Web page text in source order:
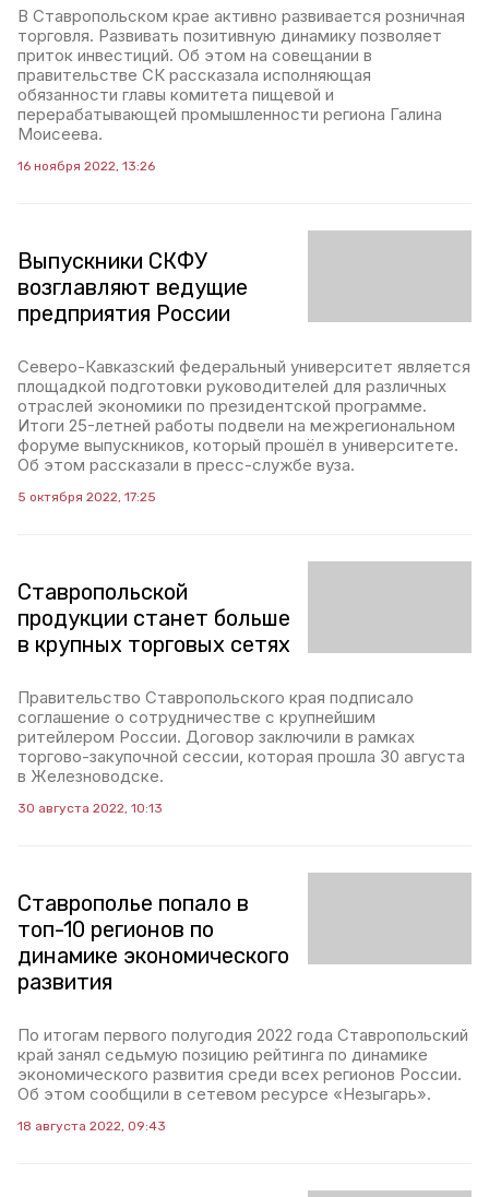
В Ставропольском крае активно развивается розничная
торговля. Развивать позитивную динамику позволяет
приток инвестиций. Об этом на совещании в
правительстве СК рассказала исполняющая
обязанности главы комитета пищевой и
перерабатывающей промышленности региона Галина
Моисеева.
16 ноября 2022, 13:26
Выпускники СКФУ
возглавляют ведущие
предприятия России
Северо-Кавказский федеральный университет является
площадкой подготовки руководителей для различных
отраслей экономики по президентской программе.
Итоги 25-летней работы подвели на межрегиональном
форуме выпускников, который прошёл в университете.
Об этом рассказали в пресс-службе вуза.
5 октября 2022, 17:25
Ставропольской
продукции станет больше
в крупных торговых сетях
Правительство Ставропольского края подписало
соглашение о сотрудничестве с крупнейшим
ритейлером России. Договор заключили в рамках
торгово-закупочной сессии, которая прошла 30 августа
в Железноводске.
30 августа 2022, 10:13
Ставрополье попало в
топ-10 регионов по
динамике экономического
развития
По итогам первого полугодия 2022 года Ставропольский
край занял седьмую позицию рейтинга по динамике
экономического развития среди всех регионов России.
Об этом сообщили в сетевом ресурсе «Незыгарь».
18 августа 2022, 09:43